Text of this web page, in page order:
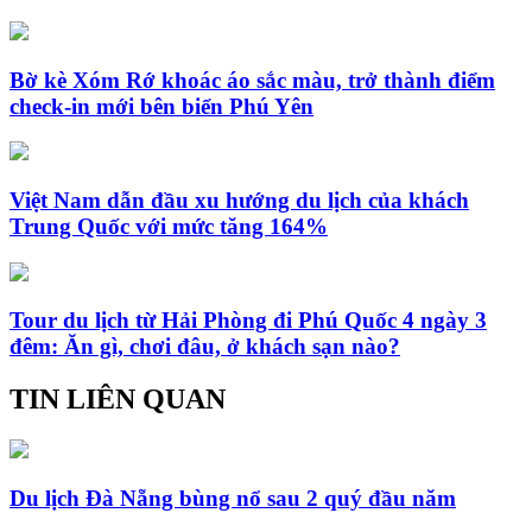
Bờ kè Xóm Rớ khoác áo sắc màu, trở thành điểm
check-in mới bên biển Phú Yên
Việt Nam dẫn đầu xu hướng du lịch của khách
Trung Quốc với mức tăng 164%
Tour du lịch từ Hải Phòng đi Phú Quốc 4 ngày 3
đêm: Ăn gì, chơi đâu, ở khách sạn nào?
TIN LIÊN QUAN
Du lịch Đà Nẵng bùng nổ sau 2 quý đầu năm